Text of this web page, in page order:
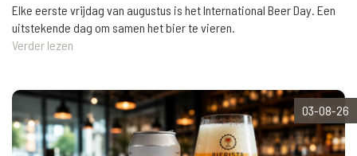
Elke eerste vrijdag van augustus is het International Beer Day. Een
uitstekende dag om samen het bier te vieren.
Verder lezen
03-08-26